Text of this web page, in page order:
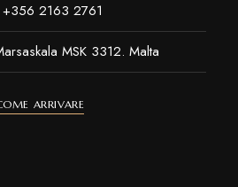
+356 2163 2761
MSK 3312. Malta
ARRIVARE